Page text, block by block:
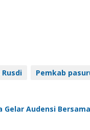
Rusdi Pemkab
Audensi